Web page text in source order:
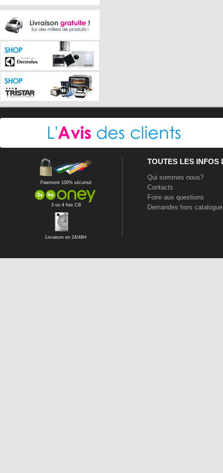
Paiement 100% sécurisé
3 ou 4 fois CB
Livraison en 24/48H
TOUTES LES INFOS
Qui sommes nous?
Contacts
Foire aux questions
Demandes hors catalogue